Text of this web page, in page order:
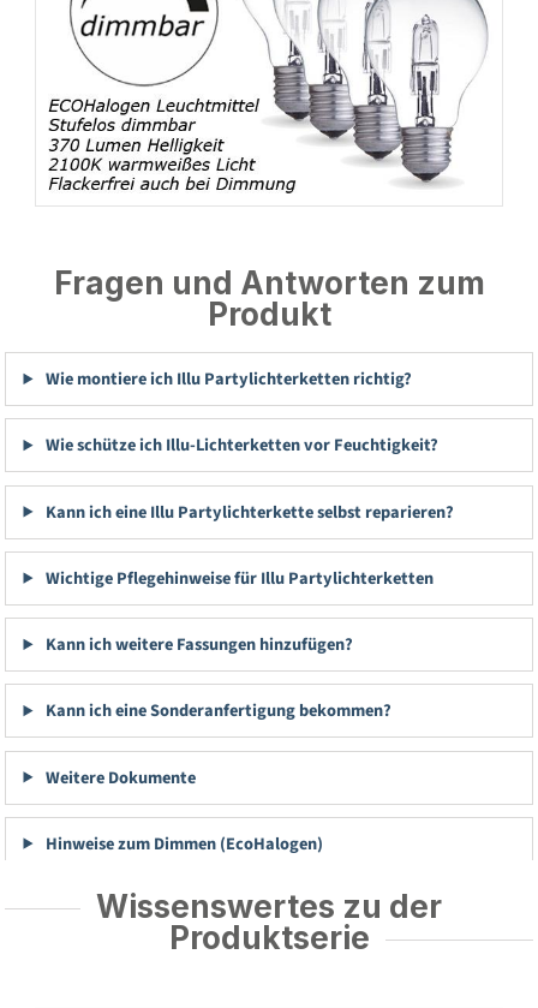
Fragen und Antworten zum
Produkt
Wie montiere ich Illu Partylichterketten richtig?
Wie schütze ich Illu-Lichterketten vor Feuchtigkeit?
Kann ich eine Illu Partylichterkette selbst reparieren?
Wichtige Pflegehinweise für Illu Partylichterketten
Kann ich weitere Fassungen hinzufügen?
Kann ich eine Sonderanfertigung bekommen?
Weitere Dokumente
Hinweise zum Dimmen (EcoHalogen)
Wissenswertes zu der
Produktserie